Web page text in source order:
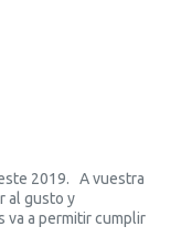
2019. A vuestra
al gusto y
va a permitir cumplir